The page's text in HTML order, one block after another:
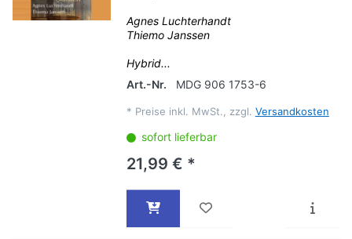
Agnes Luchterhandt
Thiemo Janssen
Hybrid...
Art.-Nr.
MDG 906 1753-6
* Preise inkl. MwSt., zzgl. Versandkosten
sofort lieferbar
21,99 € *